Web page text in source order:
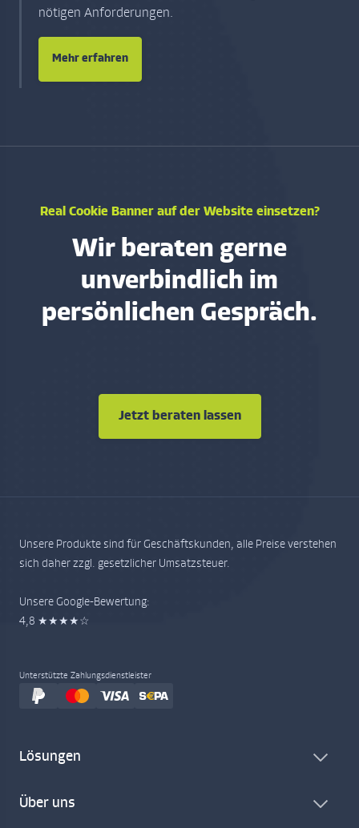
nötigen Anforderungen.
Mehr erfahren
Real Cookie Banner auf der Website einsetzen?
Wir beraten gerne
unverbindlich im
persönlichen Gespräch.
Jetzt beraten lassen
Unsere Produkte sind für Geschäftskunden, alle Preise verstehen
sich daher zzgl. gesetzlicher Umsatzsteuer.
Unsere Google-Bewertung:
4,8 ★★★★☆
Unterstützte Zahlungsdienstleister
Lösungen
Über uns